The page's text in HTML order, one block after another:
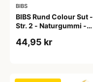
BIBS
BIBS Rund Colour Sut -
Str. 2 - Naturgummi -
44,95 kr